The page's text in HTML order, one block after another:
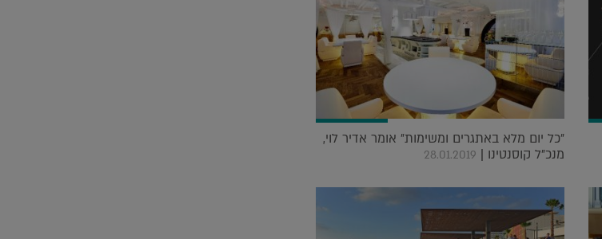
"כל יום מלא באתגרים ומשימות" אומר אדיר לוי,
מנכ"ל קוסנטינו | 28.01.2019